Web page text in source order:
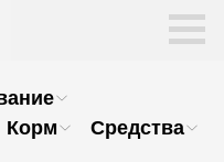
Корм
Средства